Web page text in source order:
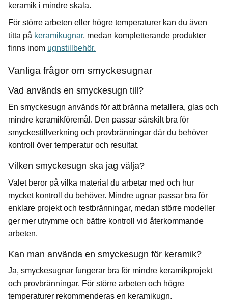
keramik i mindre skala.
För större arbeten eller högre temperaturer kan du även
titta på keramikugnar, medan kompletterande produkter
finns inom ugnstillbehör.
Vanliga frågor om smyckesugnar
Vad används en smyckesugn till?
En smyckesugn används för att bränna metallera, glas och
mindre keramikföremål. Den passar särskilt bra för
smyckestillverkning och provbränningar där du behöver
kontroll över temperatur och resultat.
Vilken smyckesugn ska jag välja?
Valet beror på vilka material du arbetar med och hur
mycket kontroll du behöver. Mindre ugnar passar bra för
enklare projekt och testbränningar, medan större modeller
ger mer utrymme och bättre kontroll vid återkommande
arbeten.
Kan man använda en smyckesugn för keramik?
Ja, smyckesugnar fungerar bra för mindre keramikprojekt
och provbränningar. För större arbeten och högre
temperaturer rekommenderas en keramikugn.